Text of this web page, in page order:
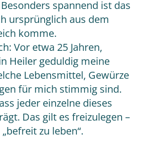
spannend ist das
ursprünglich aus dem
komme.
Vor etwa 25 Jahren,
Heiler geduldig meine
Lebensmittel, Gewürze
für mich stimmig sind.
jeder einzelne dieses
Das gilt es freizulegen –
zu leben“.